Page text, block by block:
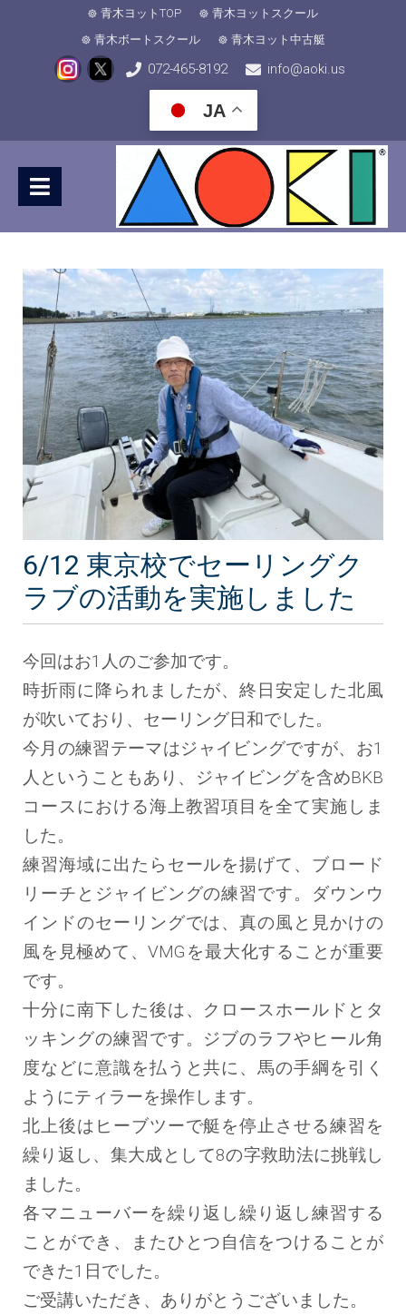
青木ヨットTOP
青木ヨットスクール
青木ボートスクール
青木ヨット中古艇
072-465-8192 info@aoki.us
JA
6/12 東京校でセーリングク
ラブの活動を実施しました
今回はお1人のご参加です。
時折雨に降られましたが、終日安定した北風
が吹いており、セーリング日和でした。
今月の練習テーマはジャイビングですが、お1
人ということもあり、ジャイビングを含めBKB
コースにおける海上教習項目を全て実施しま
した。
練習海域に出たらセールを揚げて、ブロード
リーチとジャイビングの練習です。ダウンウ
インドのセーリングでは、真の風と見かけの
風を見極めて、VMGを最大化することが重要
です。
十分に南下した後は、クロースホールドとタ
ッキングの練習です。ジブのラフやヒール角
度などに意識を払うと共に、馬の手綱を引く
ようにティラーを操作します。
北上後はヒーブツーで艇を停止させる練習を
繰り返し、集大成として8の字救助法に挑戦し
ました。
各マニューバーを繰り返し繰り返し練習する
ことができ、またひとつ自信をつけることが
できた1日でした。
ご受講いただき、ありがとうございました。